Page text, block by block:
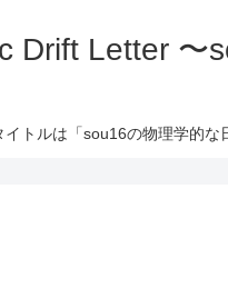
Drift Letter 〜
イトルは「sou16の物理学的な